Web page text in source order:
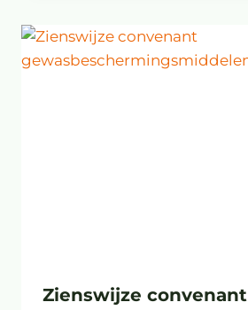
Zienswijze convenant